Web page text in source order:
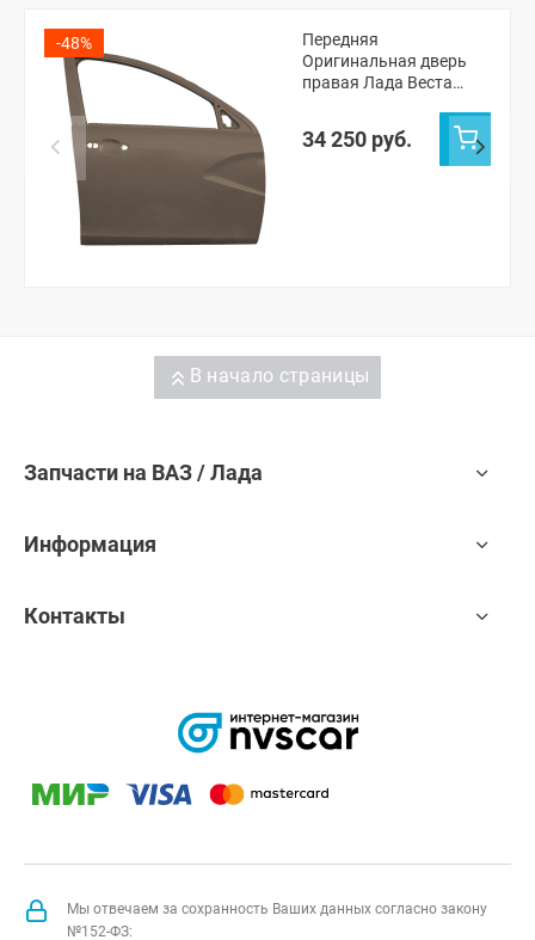
-48%
Передняя
Оригинальная дверь
правая Лада Веста
Веста NG седан, NG СВ
универсал (Кориандр
34 250 руб.
В начало страницы
Запчасти на ВАЗ / Лада
Информация
Контакты
Мы отвечаем за сохранность Ваших данных согласно закону
№152-ФЗ: